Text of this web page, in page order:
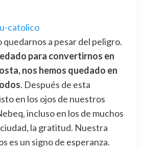
quedarnos a pesar del peligro.
para convertirnos en
nos hemos quedado en
. Después de esta
en los ojos de nuestros
incluso en los de muchos
la gratitud. Nuestra
es un signo de esperanza.